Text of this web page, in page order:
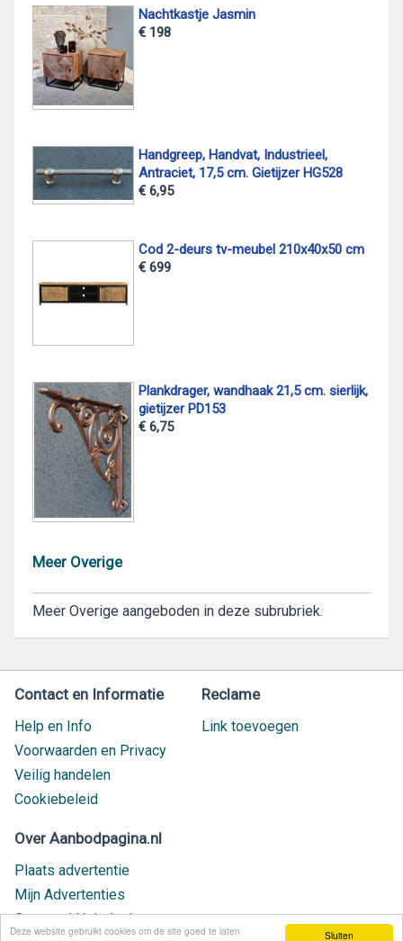
Sluiten
Deze website gebruikt cookies om de site goed te laten
Nachtkastje Jasmin
€ 198
Handgreep, Handvat, Industrieel,
Antraciet, 17,5 cm. Gietijzer HG528
€ 6,95
Cod 2-deurs tv-meubel 210x40x50 cm
€ 699
Plankdrager, wandhaak 21,5 cm. sierlijk,
gietijzer PD153
€ 6,75
Meer Overige
Meer Overige aangeboden in deze subrubriek.
Contact en Informatie
Help en Info
Voorwaarden en Privacy
Veilig handelen
Cookiebeleid
Reclame
Link toevoegen
Over Aanbodpagina.nl
Plaats advertentie
Mijn Advertenties
Contact / Helpdesk